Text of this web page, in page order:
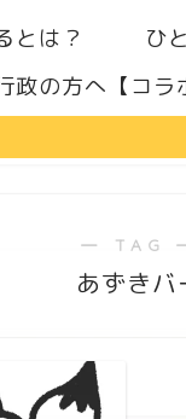
とは？ ひ
政の方へ【コラ
― TAG
あずきバ